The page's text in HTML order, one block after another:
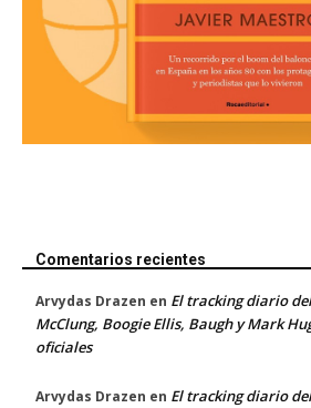
Comentarios recientes
Arvydas Drazen en El tracking diario
McClung, Boogie Ellis, Baugh y Mark
oficiales
Arvydas Drazen en El tracking diario